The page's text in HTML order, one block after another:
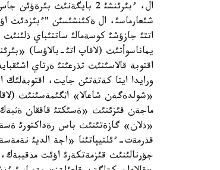
ال، ءبئرئنشئ 2 بايگةنئث
شئعارماسئ، ال ةكئنشئسئن "ءبئزدئث
اتتئ جازؤشئ كوسةمالئ ساتتئباي
يماناسوأتئث (لاقاپ اتئ-بالاؤسا)
اقتوبة قالاسئنئث تذرعئنئ ةرتاي
ورايدا ايتا كةتةتئن جايت،
«شولدةگةن شاعالا» اثگئمةسئنئث
ماجةن قئزئنئث «ةسئكتئ قاققان
«ذلان» گازةتئنئث باس رةداكتورئ
قذرمةت-ءئلتيپاتئنا «اجة الديئ
جؤرنالئنئث قئزمةتكةرئ اؤئت